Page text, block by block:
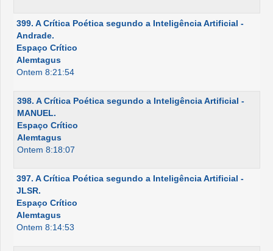
399. A Crítica Poética segundo a Inteligência Artificial -
Andrade.
Espaço Crítico
Alemtagus
Ontem 8:21:54
398. A Crítica Poética segundo a Inteligência Artificial -
MANUEL.
Espaço Crítico
Alemtagus
Ontem 8:18:07
397. A Crítica Poética segundo a Inteligência Artificial -
JLSR.
Espaço Crítico
Alemtagus
Ontem 8:14:53